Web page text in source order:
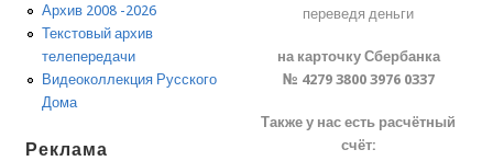
Архив 2008 -2026
Текстовый архив
телепередачи
Видеоколлекция Русского
Дома
Реклама
переведя деньги
на карточку Сбербанка
№ 4279 3800 3976 0337
Также у нас есть расчётный
счёт: